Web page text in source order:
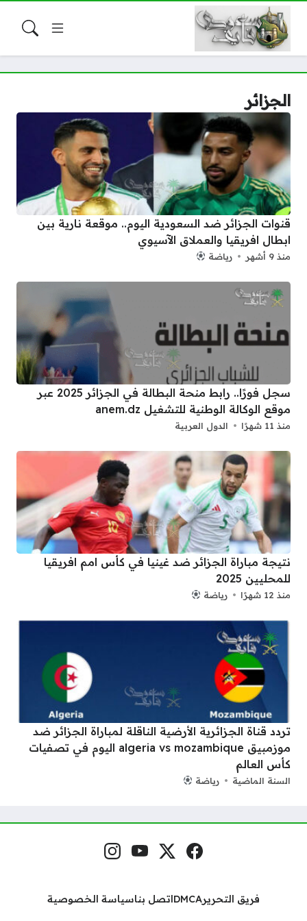
الجزائر
قنوات الجزائر ضد السعودية اليوم.. موقعة نارية بين
ابطال افريقيا والعملاق الآسيوي
منذ 9 أشهر رياضة
سجل فورًا.. رابط منحة البطالة في الجزائر 2025 عبر
موقع الوكالة الوطنية للتشغيل anem.dz
منذ 11 شهرًا الدول العربية
نتيجة مباراة الجزائر ضد غينيا في كأس امم افريقيا
للمحليين 2025
منذ 12 شهرًا رياضة
تردد قناة الجزائرية الأرضية الناقلة لمباراة الجزائر ضد
موزمبيق algeria vs mozambique اليوم في تصفيات
كأس العالم
السنة الماضية رياضة
مواقع التواصل فيسبوكمنصة إكس
يوتيوبإنستغرام
فريق التحريرDMCAاتصل بناسياسة الخصوصية